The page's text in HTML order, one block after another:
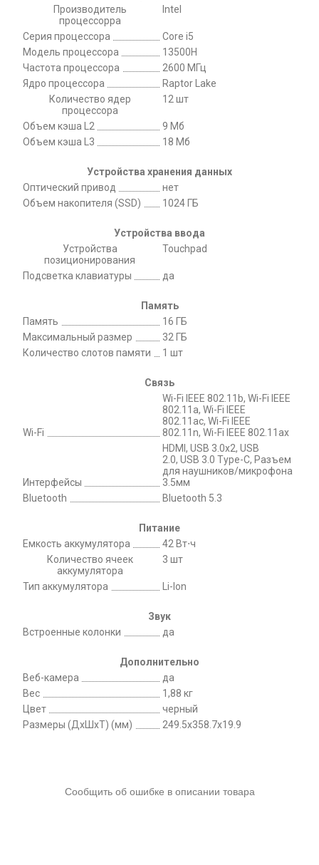
Производитель
процессорра
Intel
Серия процессора
Core i5
Модель процессора
13500H
Частота процессора
2600 МГц
Ядро процессора
Raptor Lake
Количество ядер
процессора
12 шт
Объем кэша L2
9 Мб
Объем кэша L3
18 Мб
Устройства хранения данных
Оптический привод
нет
Объем накопителя (SSD)
1024 ГБ
Устройства ввода
Устройства
позиционирования
Touchpad
Подсветка клавиатуры да
Память
Память
16 ГБ
Максимальный размер
32 ГБ
Количество слотов памяти
1 шт
Связь
Wi-Fi
Wi-Fi IEEE 802.11b, Wi-Fi IEEE
802.11a, Wi-Fi IEEE
802.11ac, Wi-Fi IEEE
802.11n, Wi-Fi IEEE 802.11ax
Интерфейсы
HDMI, USB 3.0x2, USB
2.0, USB 3.0 Type-C, Разъем
для наушников/микрофона
3.5мм
Bluetooth
Bluetooth 5.3
Питание
Емкость аккумулятора
42 Вт⋅ч
Количество ячеек
аккумулятора
3 шт
Тип аккумулятора Li-Ion
Звук
Встроенные колонки
да
Дополнительно
Веб-камера
да
Вес
1,88 кг
Цвет
черный
Размеры (ДхШхТ) (мм)
249.5x358.7x19.9
Сообщить об ошибке в описании товара